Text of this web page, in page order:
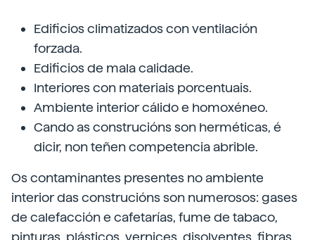
Edificios climatizados con ventilación
forzada.
Edificios de mala calidade.
Interiores con materiais porcentuais.
Ambiente interior cálido e homoxéneo.
Cando as construcións son herméticas, é
dicir, non teñen competencia abrible.
Os contaminantes presentes no ambiente
interior das construcións son numerosos: gases
de calefacción e cafetarías, fume de tabaco,
pinturas, plásticos, vernices, disolventes, fibras